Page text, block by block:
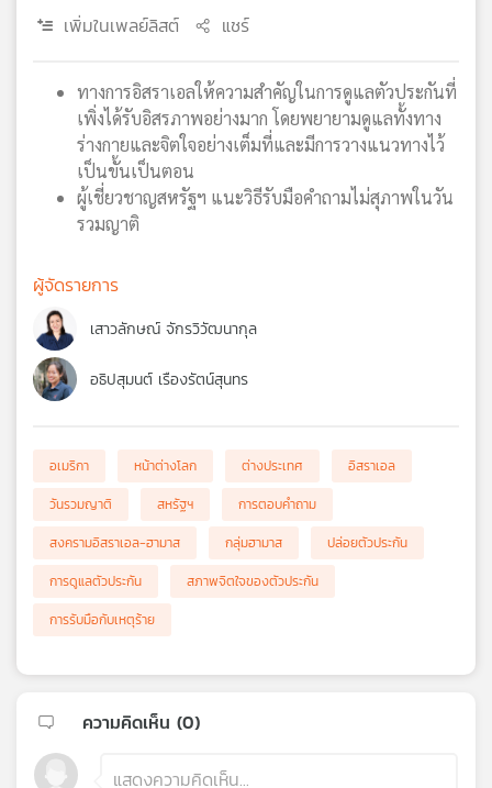
แผนที่
วิทยุ
เพิ่มในเพลย์ลิสต์ แชร์
ทางการอิสราเอลให้ความสำคัญในการดูแลตัวประกันที่
เพิ่งได้รับอิสรภาพอย่างมาก โดยพยายามดูแลทั้งทาง
ร่างกายและจิตใจอย่างเต็มที่และมีการวางแนวทางไว้
เป็นขั้นเป็นตอน
ผู้เชี่ยวชาญสหรัฐฯ แนะวิธีรับมือคำถามไม่สุภาพในวัน
รวมญาติ
ผู้จัดรายการ
เสาวลักษณ์ จักรวิวัฒนากุล
อธิปสุมนต์ เรืองรัตน์สุนทร
อเมริกา หน้าต่างโลก ต่างประเทศ
อิสราเอล
วันรวมญาติ
สหรัฐฯ
การตอบคำถาม
สงครามอิสราเอล-ฮามาส
กลุ่มฮามาส
ปล่อยตัวประกัน
การดูแลตัวประกัน
สภาพจิตใจของตัวประกัน
การรับมือกับเหตุร้าย
ความคิดเห็น (0)